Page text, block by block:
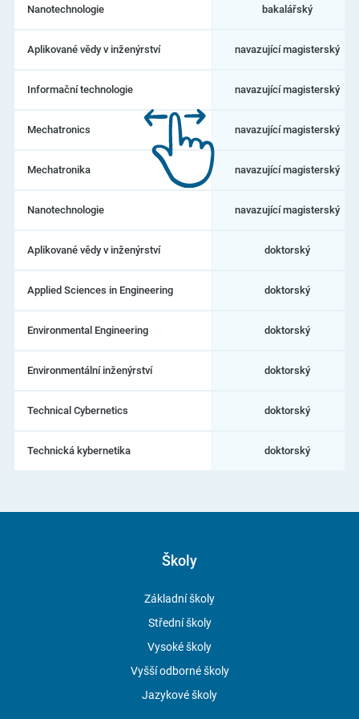
mechatroniky,
mezioborových
Nanotechnologie bakalářský
Aplikované vědy v inženýrství navazující magisterský
Informační technologie navazující magisterský
Mechatronics navazující magisterský
Mechatronika navazující magisterský
Nanotechnologie navazující magisterský
Aplikované vědy v inženýrství doktorský
Applied Sciences in Engineering doktorský
Environmental Engineering doktorský
Environmentální inženýrství doktorský
Technical Cybernetics doktorský
Technická kybernetika doktorský
Školy
Základní školy
Střední školy
Vysoké školy
Vyšší odborné školy
Jazykové školy